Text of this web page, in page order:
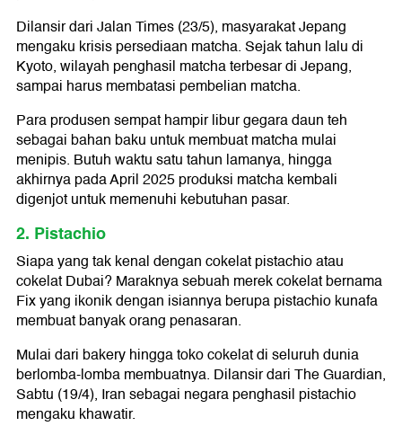
Dilansir dari Jalan Times (23/5), masyarakat Jepang
mengaku krisis persediaan matcha. Sejak tahun lalu di
Kyoto, wilayah penghasil matcha terbesar di Jepang,
sampai harus membatasi pembelian matcha.
Para produsen sempat hampir libur gegara daun teh
sebagai bahan baku untuk membuat matcha mulai
menipis. Butuh waktu satu tahun lamanya, hingga
akhirnya pada April 2025 produksi matcha kembali
digenjot untuk memenuhi kebutuhan pasar.
2. Pistachio
Siapa yang tak kenal dengan cokelat pistachio atau
cokelat Dubai? Maraknya sebuah merek cokelat bernama
Fix yang ikonik dengan isiannya berupa pistachio kunafa
membuat banyak orang penasaran.
Mulai dari bakery hingga toko cokelat di seluruh dunia
berlomba-lomba membuatnya. Dilansir dari The Guardian,
Sabtu (19/4), Iran sebagai negara penghasil pistachio
mengaku khawatir.